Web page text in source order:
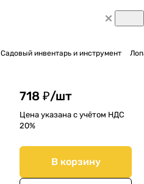
Садовый инвентарь и инструмент
718 ₽/шт
Цена указана с учётом НДС
20%
В корзину